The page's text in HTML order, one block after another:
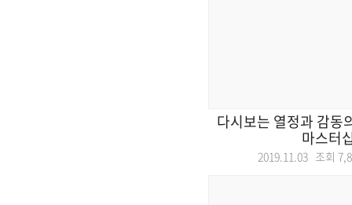
다시보는 열정과 감동
마스터
2019.11.03 조회